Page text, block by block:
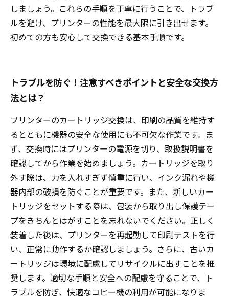
しましょう。これらの手順を丁寧に行うことで、トラブ
ルを避け、プリンターの性能を最大限に引き出せます。
初めての方も安心して交換できる基本手順です。
トラブルを防ぐ！注意すべきポイントと安全な交換方
法とは？
プリンターのカートリッジ交換は、印刷の品質を維持す
るとともに機器の安全な使用にも不可欠な作業です。ま
ず、交換時にはプリンターの電源を切り、取扱説明書を
確認してから作業を始めましょう。カートリッジを取り
外す際は、力を入れすぎず慎重に行い、インク漏れや機
器内部の破損を防ぐことが重要です。また、新しいカー
トリッジをセットする際は、包装から取り出し保護テー
プをきちんとはがすことを忘れないでください。正しく
装着した後は、プリンターを再起動して印刷テストを行
い、正常に動作するか確認しましょう。さらに、古いカ
ートリッジは環境に配慮してリサイクルに出すことを推
奨します。適切な手順と安全への配慮を守ることで、ト
ラブルを防ぎ、快適なコピー機の利用が可能になりま